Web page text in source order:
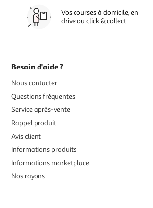
Vos courses à domicile, en
drive ou click & collect
Besoin d'aide ?
Nous contacter
Questions fréquentes
Service après-vente
Rappel produit
Avis client
Informations produits
Informations marketplace
Nos rayons